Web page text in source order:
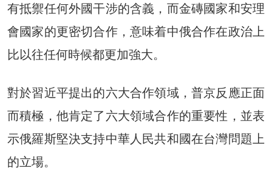
有抵禦任何外國干涉的含義，而金磚國家和安理
會國家的更密切合作，意味着中俄合作在政治上
比以往任何時候都更加強大。
對於習近平提出的六大合作領域，普京反應正面
而積極，他肯定了六大領域合作的重要性，並表
示俄羅斯堅決支持中華人民共和國在台灣問題上
的立場。